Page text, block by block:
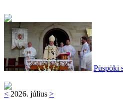
Püspöki
< 2026. július >